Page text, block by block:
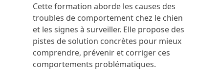
Cette formation aborde les causes des
troubles de comportement chez le chien
et les signes à surveiller. Elle propose des
pistes de solution concrètes pour mieux
comprendre, prévenir et corriger ces
comportements problématiques.